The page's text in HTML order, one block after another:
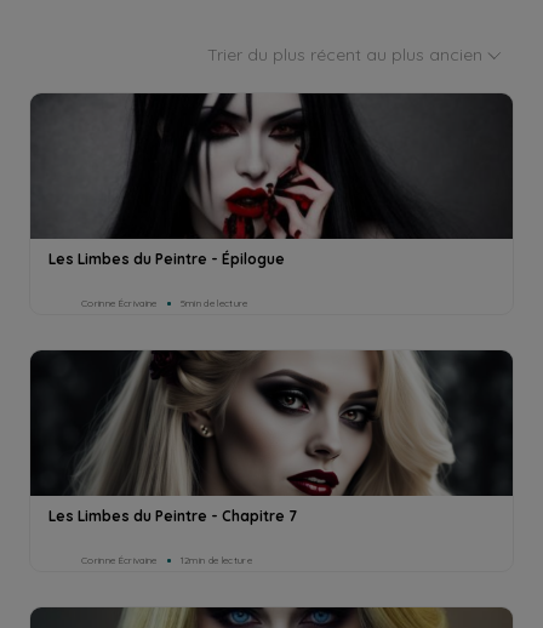
Trier du plus récent au plus ancien
Les Limbes du Peintre - Épilogue
Corinne Écrivaine 5min de lecture
Les Limbes du Peintre - Chapitre 7
Corinne Écrivaine 12min de lecture